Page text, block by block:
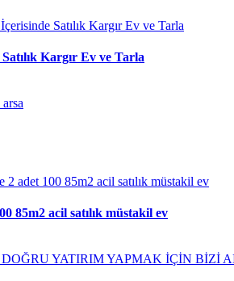
Kargır Ev ve Tarla
85m2 acil satılık müstakil ev